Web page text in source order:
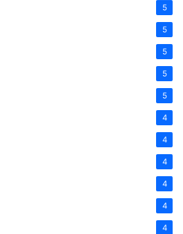
5
5
5
5
5
4
4
4
4
4
4